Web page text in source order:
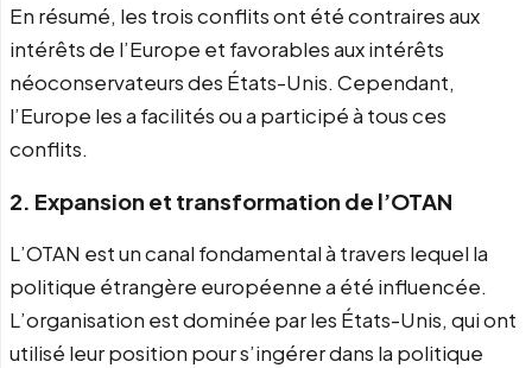
En résumé, les trois conflits ont été contraires aux
intérêts de l’Europe et favorables aux intérêts
néoconservateurs des États-Unis. Cependant,
l’Europe les a facilités ou a participé à tous ces
conflits.
2. Expansion et transformation de l’OTAN
L’OTAN est un canal fondamental à travers lequel la
politique étrangère européenne a été influencée.
L’organisation est dominée par les États-Unis, qui ont
utilisé leur position pour s’ingérer dans la politique